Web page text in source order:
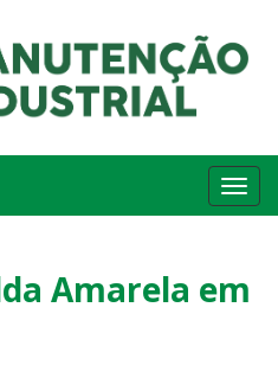
Amarela em